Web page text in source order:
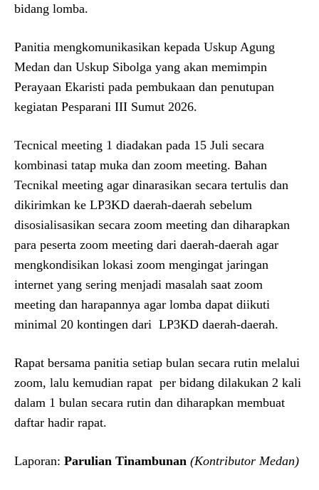
bidang lomba.
Panitia mengkomunikasikan kepada Uskup Agung
Medan dan Uskup Sibolga yang akan memimpin
Perayaan Ekaristi pada pembukaan dan penutupan
kegiatan Pesparani III Sumut 2026.
Tecnical meeting 1 diadakan pada 15 Juli secara
kombinasi tatap muka dan zoom meeting. Bahan
Tecnikal meeting agar dinarasikan secara tertulis dan
dikirimkan ke LP3KD daerah-daerah sebelum
disosialisasikan secara zoom meeting dan diharapkan
para peserta zoom meeting dari daerah-daerah agar
mengkondisikan lokasi zoom mengingat jaringan
internet yang sering menjadi masalah saat zoom
meeting dan harapannya agar lomba dapat diikuti
minimal 20 kontingen dari LP3KD daerah-daerah.
Rapat bersama panitia setiap bulan secara rutin melalui
zoom, lalu kemudian rapat per bidang dilakukan 2 kali
dalam 1 bulan secara rutin dan diharapkan membuat
daftar hadir rapat.
Laporan: Parulian Tinambunan (Kontributor Medan)